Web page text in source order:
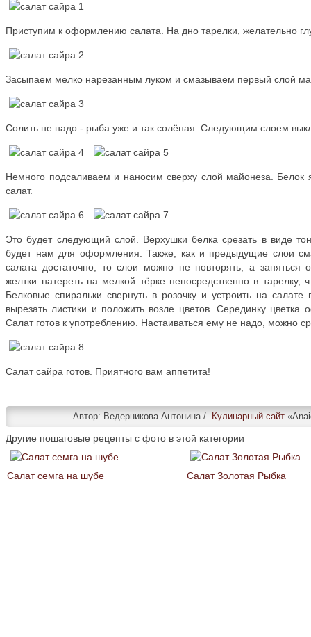
Приступим к оформлению салата. На дно тарелки, желательно
Засыпаем мелко нарезанным луком и смазываем первый слой
Солить не надо - рыба уже и так солёная. Следующим слоем
Немного подсаливаем и наносим сверху слой майонеза.
салат.
Это будет следующий слой. Верхушки белка срезать в виде
будет нам для оформления. Также, как и предыдущие слои
салата достаточно, то слои можно не повторять, а
желтки натереть на мелкой тёрке непосредственно в
Белковые спиральки свернуть в розочку и устроить на
вырезать листики и положить возле цветов. Серединку
Салат готов к употреблению. Настаиваться ему не надо, можно
Салат сайра готов. Приятного вам аппетита!
Автор: Ведерникова Антонина / Кулинарный сайт
Другие пошаговые рецепты с фото в этой категории
Салат семга на шубе Салат Золотая Рыбка